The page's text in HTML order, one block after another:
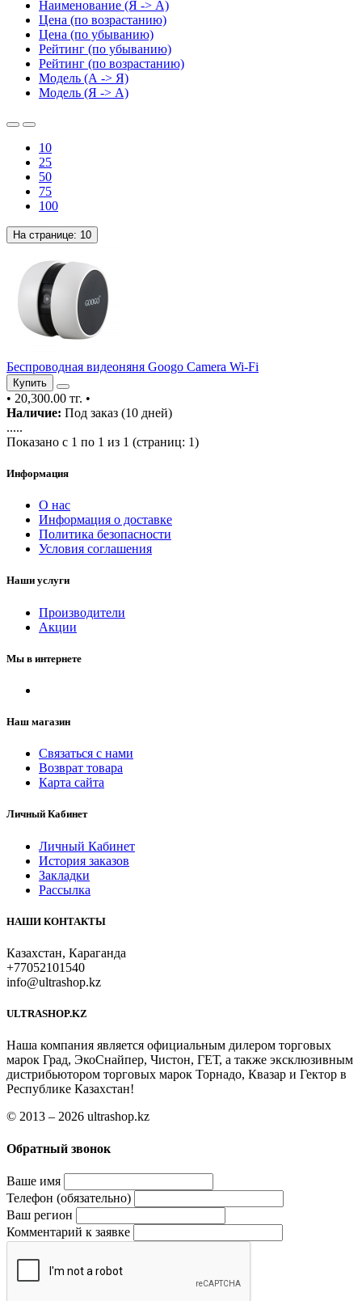
Наименование (Я -> А)
Цена (по возрастанию)
Цена (по убыванию)
Рейтинг (по убыванию)
Рейтинг (по возрастанию)
Модель (А -> Я)
Модель (Я -> А)
10
25
50
75
100
На странице: 10
Беспроводная видеоняня Googo Camera Wi-Fi
Купить
• 20,300.00 тг. •
Наличие: Под заказ (10 дней)
.....
Показано с 1 по 1 из 1 (страниц: 1)
Информация
О нас
Информация о доставке
Политика безопасности
Условия соглашения
Наши услуги
Производители
Акции
Мы в интернете
Наш магазин
Связаться с нами
Возврат товара
Карта сайта
Личный Кабинет
Личный Кабинет
История заказов
Закладки
Рассылка
НАШИ КОНТАКТЫ
Казахстан, Караганда
+77052101540
info@ultrashop.kz
ULTRASHOP.KZ
Наша компания является официальным дилером торговых
марок Град, ЭкоСнайпер, Чистон, ГЕТ, а также эксклюзивным
дистрибьютором торговых марок Торнадо, Квазар и Гектор в
Республике Казахстан!
© 2013 – 2026 ultrashop.kz
Обратный звонок
Ваше имя
Телефон (обязательно)
Ваш регион
Комментарий к заявке